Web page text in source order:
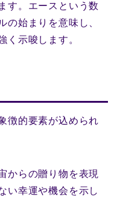
す。エースという数
の始まりを意味し、
く示唆します。
徴的要素が込められ
からの贈り物を表現
い幸運や機会を示し